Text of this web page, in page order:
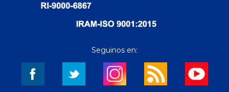
Seguinos en: